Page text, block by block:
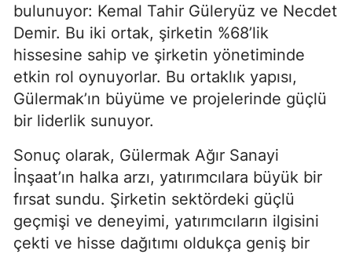
bulunuyor: Kemal Tahir Güleryüz ve Necdet
Demir. Bu iki ortak, şirketin %68’lik
hissesine sahip ve şirketin yönetiminde
etkin rol oynuyorlar. Bu ortaklık yapısı,
Gülermak’ın büyüme ve projelerinde güçlü
bir liderlik sunuyor.
Sonuç olarak, Gülermak Ağır Sanayi
İnşaat’ın halka arzı, yatırımcılara büyük bir
fırsat sundu. Şirketin sektördeki güçlü
geçmişi ve deneyimi, yatırımcıların ilgisini
çekti ve hisse dağıtımı oldukça geniş bir